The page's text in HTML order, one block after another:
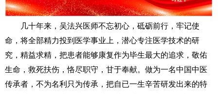
几十年来，吴法兴医师不忘初心，砥砺前行，牢记使
命，将全部精力投到医学事业上，潜心专注医学技术的研
究，精益求精，把患者能够康复作为毕生最大的追求，敬佑
生命，救死扶伤，恪尽职守，甘于奉献。做为一名中国中医
传承者，不为名利只为传承，把自已一生辛苦研发出来的特